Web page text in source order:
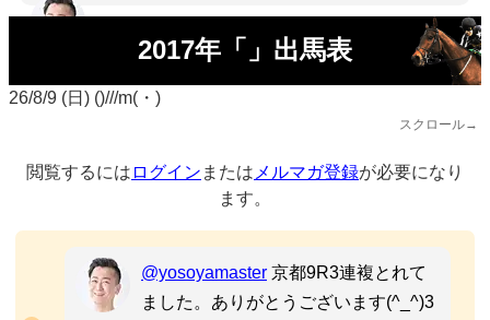
2017年「」出馬表
26/8/9 (日) ()///m(・)
スクロール→
閲覧するには ログイン または メルマガ登録が必要になり
ます。
@yosoyamaster 京都9R3連複とれて
ました。ありがとうございます(^_^)3